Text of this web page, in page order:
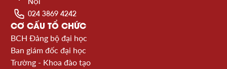
024 3869 4242
CƠ CẤU TỔ CHỨC
BCH Đảng bộ đại học
Ban giám đốc đại học
Trường - Khoa đào tạo